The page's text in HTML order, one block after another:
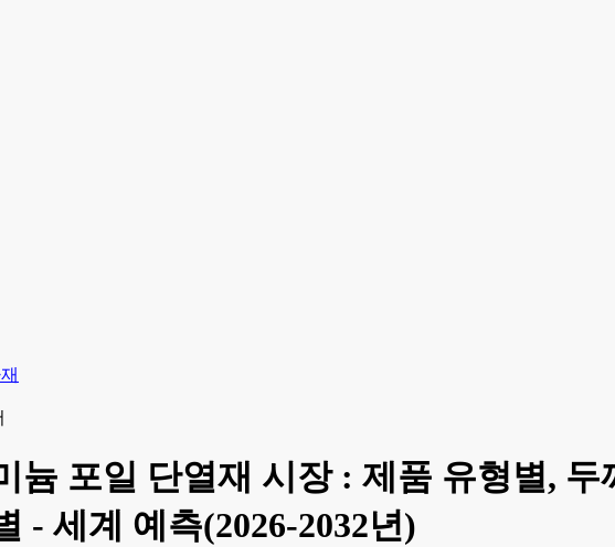
늄 포일 단열재 시장 : 제품 유형별, 두
- 세계 예측(2026-2032년)